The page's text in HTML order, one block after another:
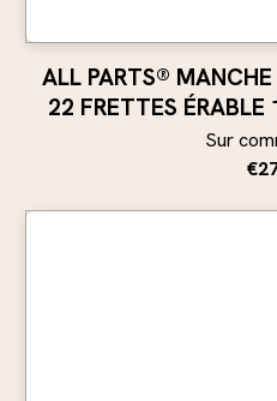
ALL PARTS®
22 FRETTES ÉRABLE
Sur